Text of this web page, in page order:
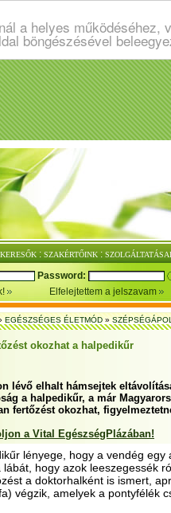
a helyes
böngészésével
KERESŐK : SZAKÉRTŐINK :
Password:
Elfelejtettem a jelszavam
EGÉSZSÉGES ÉLETMÓD»
okozhat a halpedikűr
lévő elhalt hámsejtek
a halpedikűr, a már
fertőzést okozhat,
a Vital EgészségPlázában!
lényege, hogy a vendég egy
lábát, hogy azok leeszegessék
a doktorhalként is ismert,
végzik, amelyek a pontyfélék